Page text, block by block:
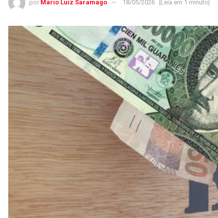
por Mário Luiz Saramago 18/05/2026 [Leia em 1 minuto]